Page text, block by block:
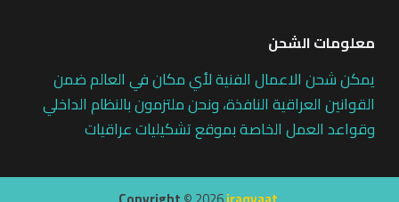
معلومات الشحن
يمكن شحن الاعمال الفنية لأي مكان في العالم ضمن
القوانين العراقية النافذة، ونحن ملتزمون بالنظام الداخلي
وقواعد العمل الخاصة بموقع تشكيليات عراقيات